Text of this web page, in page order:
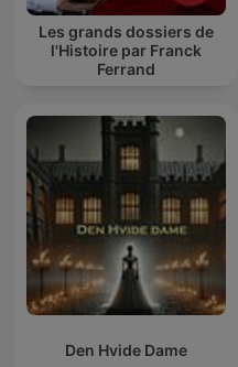
Les grands dossiers de
l'Histoire par Franck
Ferrand
Den Hvide Dame